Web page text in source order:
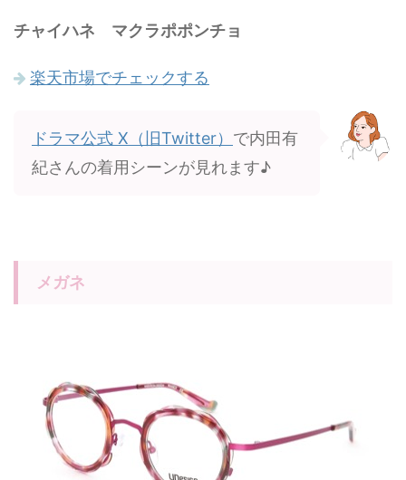
チャイハネ マクラポポンチョ
楽天市場でチェックする
ドラマ公式 X（旧Twitter） で内田有
紀さんの着用シーンが見れます♪
メガネ